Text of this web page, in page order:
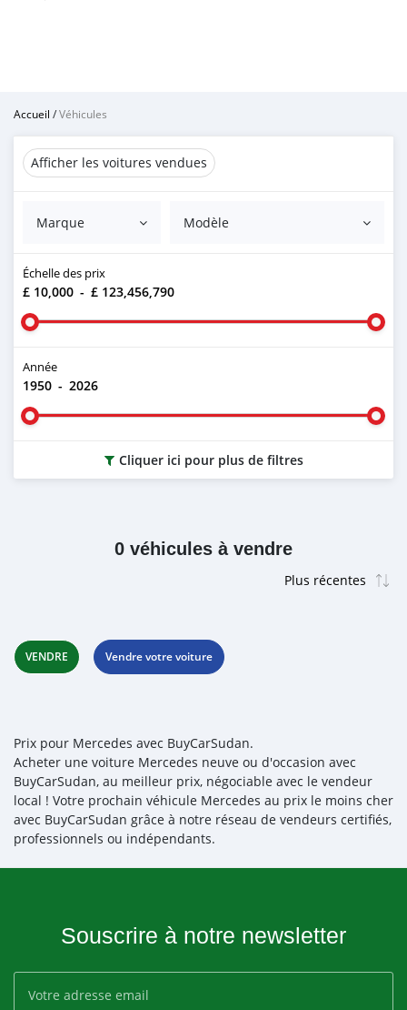
Accueil /Véhicules
Afficher les voitures vendues
Marque Modèle
Échelle des prix
£ 10,000 - £ 123,456,790
Année
1950 - 2026
Cliquer ici pour plus de filtres
0 véhicules à vendre
VENDRE Vendre votre voiture
Prix pour Mercedes avec BuyCarSudan.
Acheter une voiture Mercedes neuve ou d'occasion avec
BuyCarSudan, au meilleur prix, négociable avec le vendeur
local ! Votre prochain véhicule Mercedes au prix le moins cher
avec BuyCarSudan grâce à notre réseau de vendeurs certifiés,
professionnels ou indépendants.
Souscrire à notre newsletter